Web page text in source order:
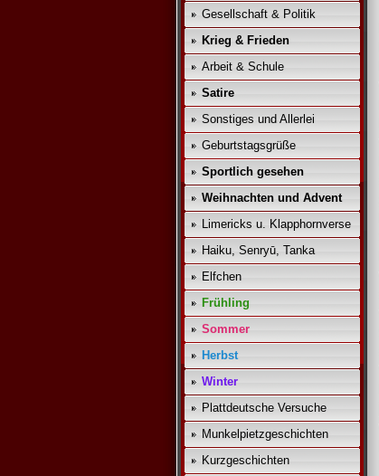
Gesellschaft & Politik
Krieg & Frieden
Arbeit & Schule
Satire
Sonstiges und Allerlei
Geburtstagsgrüße
Sportlich gesehen
Weihnachten und Advent
Limericks u. Klapphornverse
Haiku, Senryū, Tanka
Elfchen
Frühling
Sommer
Herbst
Winter
Plattdeutsche Versuche
Munkelpietzgeschichten
Kurzgeschichten